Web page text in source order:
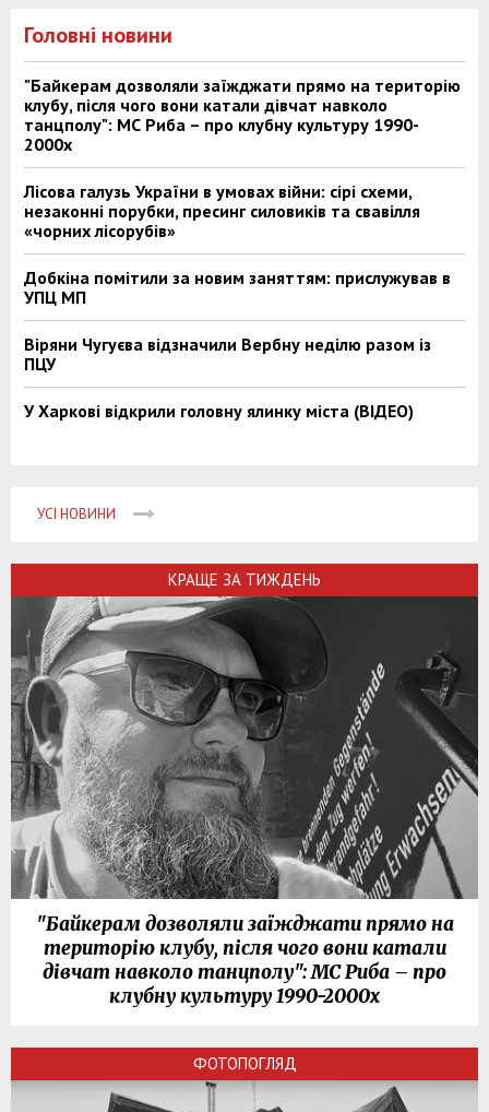
Головні новини
"Байкерам дозволяли заїжджати прямо на територію
клубу, після чого вони катали дівчат навколо
танцполу": МС Риба – про клубну культуру 1990-
2000х
Лісова галузь України в умовах війни: сірі схеми,
незаконні порубки, пресинг силовиків та свавілля
«чорних лісорубів»
Добкіна помітили за новим заняттям: прислужував в
УПЦ МП
Віряни Чугуєва відзначили Вербну неділю разом із
ПЦУ
У Харкові відкрили головну ялинку міста (ВІДЕО)
УСІ НОВИНИ
КРАЩЕ ЗА ТИЖДЕНЬ
"Байкерам дозволяли заїжджати прямо на
територію клубу, після чого вони катали
дівчат навколо танцполу": МС Риба – про
клубну культуру 1990-2000х
ФОТОПОГЛЯД